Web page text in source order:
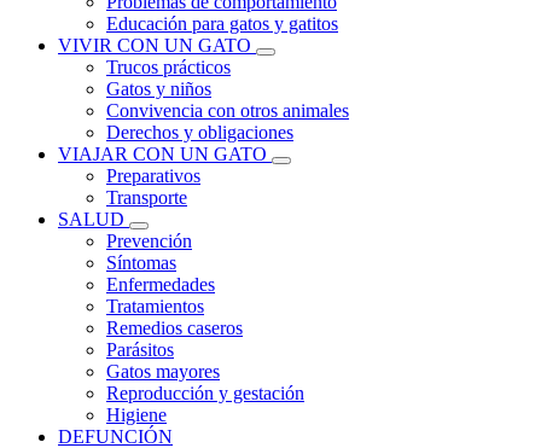
Educación para gatos y gatitos
VIVIR CON UN GATO
Trucos prácticos
Gatos y niños
Convivencia con otros animales
Derechos y obligaciones
VIAJAR CON UN GATO
Preparativos
Transporte
SALUD
Prevención
Síntomas
Enfermedades
Tratamientos
Remedios caseros
Parásitos
Gatos mayores
Reproducción y gestación
Higiene
DEFUNCIÓN